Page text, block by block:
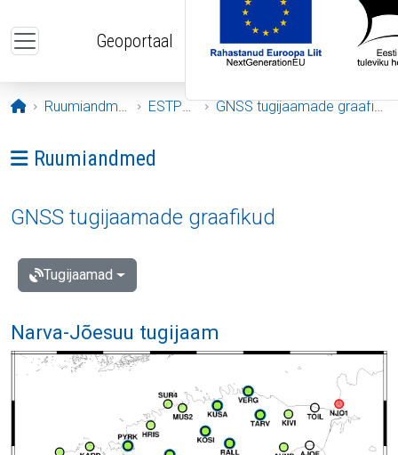
Geoportaal
Avaleht
Ruumiandmed ESTPOS GNSS tugijaamade graafikud
Ava menüü: Ruumiandmed
Ruumiandmed
GNSS tugijaamade graafikud
Tugijaamad
Narva-Jõesuu tugijaam